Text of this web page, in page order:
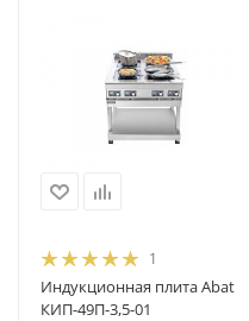
1
Индукционная плита Abat
КИП-49П-3,5-01